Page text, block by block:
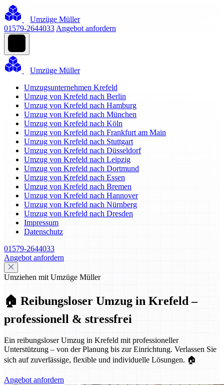
Umzüge Müller
01579-2644033 Angebot anfordern
Umzüge Müller
Umzugsunternehmen Krefeld
Umzug von Krefeld nach Berlin
Umzug von Krefeld nach Hamburg
Umzug von Krefeld nach München
Umzug von Krefeld nach Köln
Umzug von Krefeld nach Frankfurt am Main
Umzug von Krefeld nach Stuttgart
Umzug von Krefeld nach Düsseldorf
Umzug von Krefeld nach Leipzig
Umzug von Krefeld nach Dortmund
Umzug von Krefeld nach Essen
Umzug von Krefeld nach Bremen
Umzug von Krefeld nach Hannover
Umzug von Krefeld nach Nürnberg
Umzug von Krefeld nach Dresden
Impressum
Datenschutz
01579-2644033
Angebot anfordern
Umziehen mit Umzüge Müller
🏠 Reibungsloser Umzug in Krefeld –
professionell & stressfrei
Ein reibungsloser Umzug in Krefeld mit professioneller
Unterstützung – von der Planung bis zur Einrichtung. Verlassen Sie
sich auf zuverlässige, flexible und individuelle Lösungen. 🏠
Angebot anfordern